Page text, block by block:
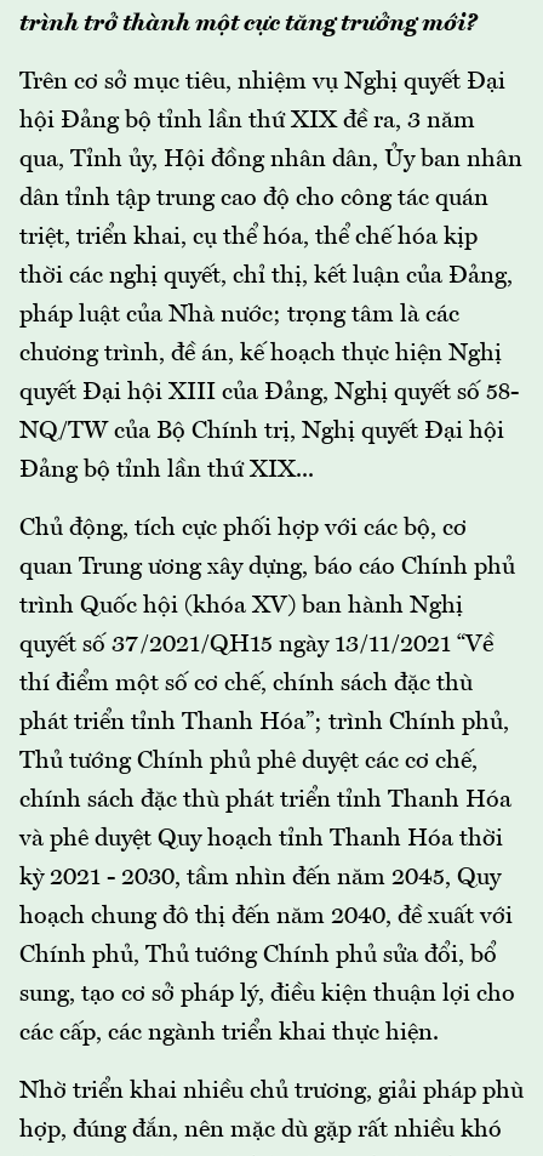
trình trở thành một cực tăng trưởng mới?
Trên cơ sở mục tiêu, nhiệm vụ Nghị quyết Đại
hội Đảng bộ tỉnh lần thứ XIX đề ra, 3 năm
qua, Tỉnh ủy, Hội đồng nhân dân, Ủy ban nhân
dân tỉnh tập trung cao độ cho công tác quán
triệt, triển khai, cụ thể hóa, thể chế hóa kịp
thời các nghị quyết, chỉ thị, kết luận của Đảng,
pháp luật của Nhà nước; trọng tâm là các
chương trình, đề án, kế hoạch thực hiện Nghị
quyết Đại hội XIII của Đảng, Nghị quyết số 58-
NQ/TW của Bộ Chính trị, Nghị quyết Đại hội
Đảng bộ tỉnh lần thứ XIX...
Chủ động, tích cực phối hợp với các bộ, cơ
quan Trung ương xây dựng, báo cáo Chính phủ
trình Quốc hội (khóa XV) ban hành Nghị
quyết số 37/2021/QH15 ngày 13/11/2021 “Về
thí điểm một số cơ chế, chính sách đặc thù
phát triển tỉnh Thanh Hóa”; trình Chính phủ,
Thủ tướng Chính phủ phê duyệt các cơ chế,
chính sách đặc thù phát triển tỉnh Thanh Hóa
và phê duyệt Quy hoạch tỉnh Thanh Hóa thời
kỳ 2021 - 2030, tầm nhìn đến năm 2045, Quy
hoạch chung đô thị đến năm 2040, đề xuất với
Chính phủ, Thủ tướng Chính phủ sửa đổi, bổ
sung, tạo cơ sở pháp lý, điều kiện thuận lợi cho
các cấp, các ngành triển khai thực hiện.
Nhờ triển khai nhiều chủ trương, giải pháp phù
hợp, đúng đắn, nên mặc dù gặp rất nhiều khó